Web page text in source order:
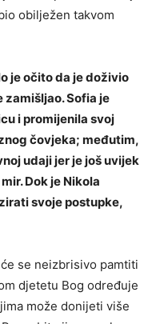
obilježen takvom
je očito da je doživio
Sofia je
i promijenila svoj
čovjeka; međutim,
udaji jer je još uvijek
Dok je Nikola
svoje postupke,
se neizbrisivo pamtiti
djetetu Bog određuje
može donijeti više